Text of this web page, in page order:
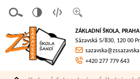
písmo
á
verze
pro
slaboz
raké
ZÁKLADNÍ ŠKOLA,
Sázavská 5/830, 120 00
+420 277 779 643